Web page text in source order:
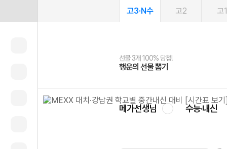
고3·N수 고2 고1
선물 3개 100% 당첨!
행운의 선물 뽑기
선물 100% 증정!
메가스터디 X 올리브
2027 러셀 단과
강사 공개선발
스마트러닝앱
설문 EVENT
메가패스
3일 무료 체험권
메가패스 수강생 무료혜택!
메가클럽 멤버십
사회공헌 캠페인
희망이룸 메가나눔
메가선생님 수능·내신